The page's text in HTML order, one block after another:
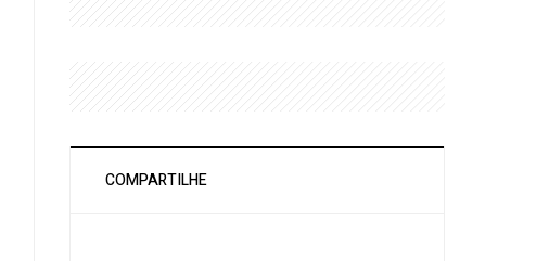
COMPARTILHE